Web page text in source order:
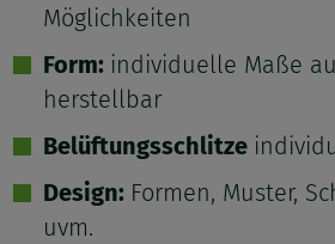
Möglichkeiten
Form: individuelle Maße
herstellbar
Belüftungsschlitze
Design: Formen, Muster,
uvm.